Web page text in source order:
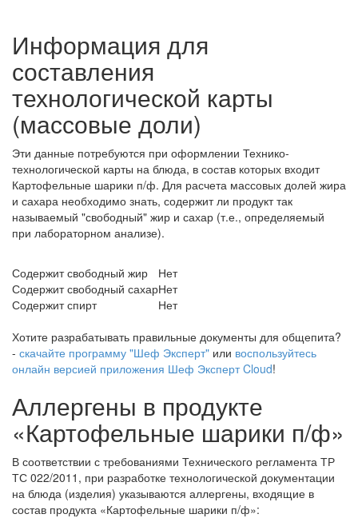
Информация для
составления
технологической карты
(массовые доли)
Эти данные потребуются при оформлении Технико-
технологической карты на блюда, в состав которых входит
Картофельные шарики п/ф. Для расчета массовых долей жира
и сахара необходимо знать, содержит ли продукт так
называемый "свободный" жир и сахар (т.е., определяемый
при лабораторном анализе).
Содержит свободный жир
Нет
Содержит свободный сахарНет
Содержит спирт
Нет
Хотите разрабатывать правильные документы для общепита?
- скачайте программу "Шеф Эксперт" или воспользуйтесь
онлайн версией приложения Шеф Эксперт Cloud!
Аллергены в продукте
«Картофельные шарики п/ф»
В соответствии с требованиями Технического регламента ТР
ТС 022/2011, при разработке технологической документации
на блюда (изделия) указываются аллергены, входящие в
состав продукта «Картофельные шарики п/ф»: